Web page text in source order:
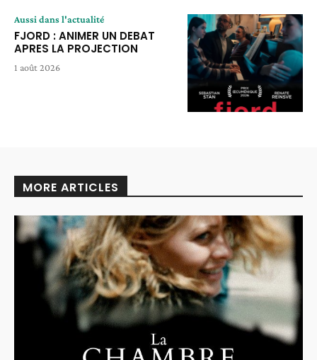
Aussi dans l'actualité
FJORD : ANIMER UN DEBAT
APRES LA PROJECTION
1 août 2026
MORE ARTICLES